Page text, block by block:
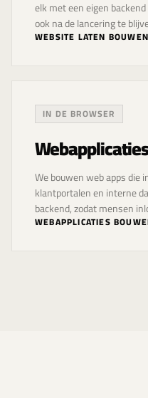
elk met een eigen
ook na de lancering te
WEBSITE LATEN BOUWEN
IN DE BROWSER
We bouwen web apps die
klantportalen en interne
backend, zodat mensen
WEBAPPLICATIES